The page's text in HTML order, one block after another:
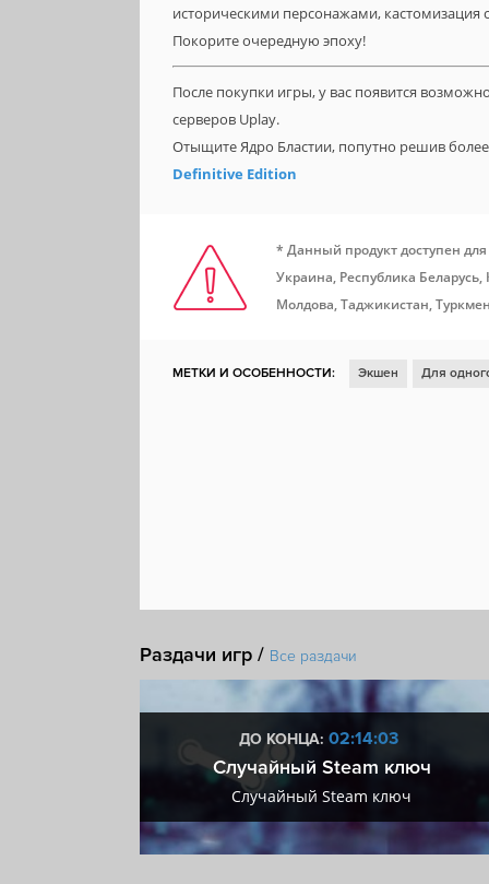
историческими персонажами, кастомизация
Покорите очередную эпоху!
После покупки игры, у вас появится
серверов Uplay.
Отыщите Ядро Бластии, попутно решив
Definitive Edition
* Данный продукт доступен
Украина, Республика
Молдова, Таджикистан,
МЕТКИ И ОСОБЕННОСТИ: Экшен Для
Раздачи игр / Все раздачи
ДО КОНЦА: 02:14:02
Случайный Steam ключ
Случайный Steam ключ